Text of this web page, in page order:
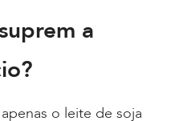
a
o leite de soja